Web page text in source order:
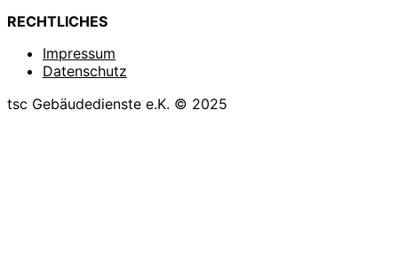
RECHTLICHES
Impressum
Datenschutz
tsc Gebäudedienste e.K. © 2025